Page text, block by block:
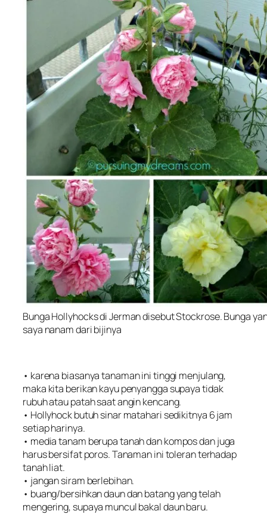
Bunga Hollyhocks di Jerman disebut Stockrose. Bunga
saya nanam dari bijinya
• karena biasanya tanaman ini tinggi menjulang,
maka kita berikan kayu penyangga supaya tidak
rubuh atau patah saat angin kencang.
• Hollyhock butuh sinar matahari sedikitnya 6 jam
setiap harinya.
• media tanam berupa tanah dan kompos dan juga
harus bersifat poros. Tanaman ini toleran terhadap
tanah liat.
• jangan siram berlebihan.
• buang/bersihkan daun dan batang yang telah
mengering, supaya muncul bakal daun baru.